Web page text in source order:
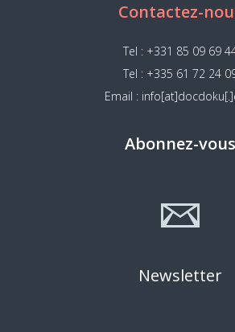
Contactez-
Tel : +331 85 09 69
Tel : +335 61 72 24
Email :
Abonnez-vous
Newsletter